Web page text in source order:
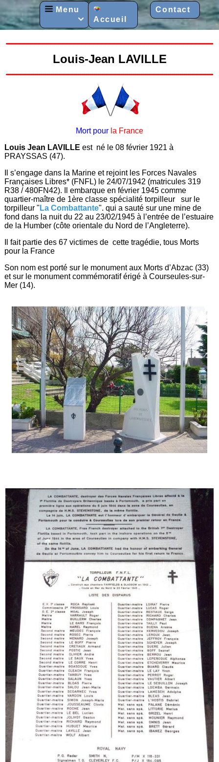
Menu
 Accueil
Contact
Louis-Jean LAVILLE
Mort pour la France
Louis Jean LAVILLEest né le 08 février 1921 à
PRAYSSAS (47).
Il s’engage dans la Marine et rejoint les Forces Navales
Françaises Libres* (FNFL) le 24/07/1942 (matricules 319
R38 / 480FN42). Il embarque en février 1945 comme
quartier-maître de 1ère classe spécialité torpilleur sur le
torpilleur " La Combattante". qui a sauté sur une mine de
fond dans la nuit du 22 au 23/02/1945 à l’entrée de l’estuaire
de la Humber (côte orientale du Nord de l’Angleterre).
Il fait partie des 67 victimes de cette tragédie, tous Morts
pour la France
Son nom est porté sur le monument aux Morts d’Abzac (33)
et sur le monument commémoratif érigé à Courseules-sur-
Mer (14).